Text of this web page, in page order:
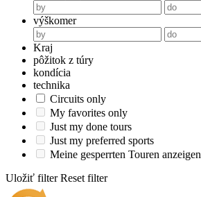
výškomer
Kraj
pôžitok z túry
kondícia
technika
Circuits only
My favorites only
Just my done tours
Just my preferred sports
Meine gesperrten Touren anzeigen
Uložiť filter Reset filter